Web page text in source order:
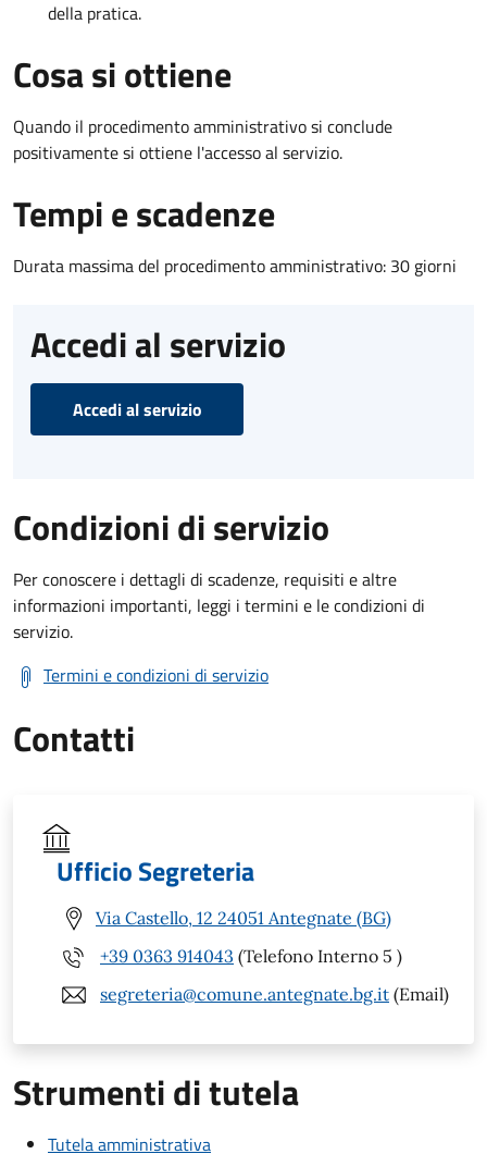
della pratica.
Cosa si ottiene
Quando il procedimento amministrativo si conclude
positivamente si ottiene l'accesso al servizio.
Tempi e scadenze
Durata massima del procedimento amministrativo: 30 giorni
Accedi al servizio
Accedi al servizio
Condizioni di servizio
Per conoscere i dettagli di scadenze, requisiti e altre
informazioni importanti, leggi i termini e le condizioni di
servizio.
Termini e condizioni di servizio
Contatti
Ufficio Segreteria
Via Castello, 12 24051 Antegnate (BG)
+39 0363 914043 (Telefono Interno 5 )
segreteria@comune.antegnate.bg.it (Email)
Strumenti di tutela
Tutela amministrativa